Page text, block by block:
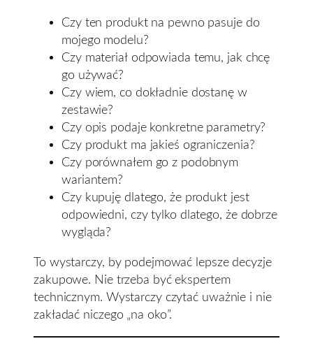
Czy ten produkt na pewno pasuje do
mojego modelu?
Czy materiał odpowiada temu, jak chcę
go używać?
Czy wiem, co dokładnie dostanę w
zestawie?
Czy opis podaje konkretne parametry?
Czy produkt ma jakieś ograniczenia?
Czy porównałem go z podobnym
wariantem?
Czy kupuję dlatego, że produkt jest
odpowiedni, czy tylko dlatego, że dobrze
wygląda?
To wystarczy, by podejmować lepsze decyzje
zakupowe. Nie trzeba być ekspertem
technicznym. Wystarczy czytać uważnie i nie
zakładać niczego „na oko”.